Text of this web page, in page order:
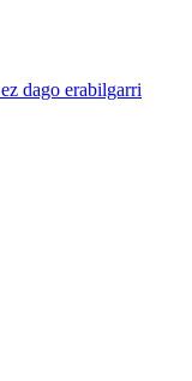
ez dago erabilgarri